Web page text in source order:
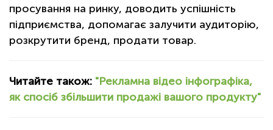
просування на ринку, доводить успішність
підприємства, допомагає залучити аудиторію,
розкрутити бренд, продати товар.
Читайте також: "Рекламна відео інфографіка,
як спосіб збільшити продажі вашого продукту"